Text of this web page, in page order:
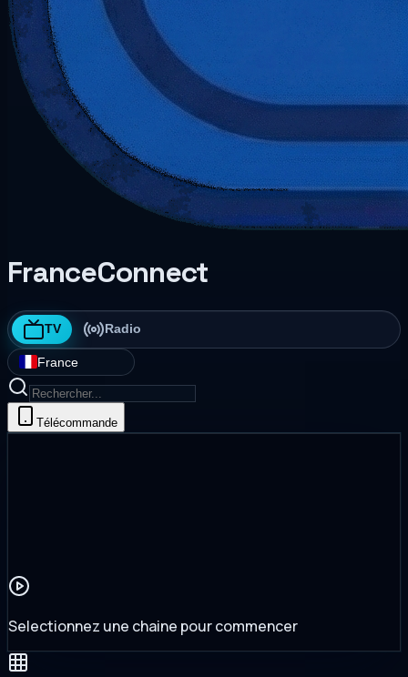
FranceConnect
TV Radio
France
Télécommande
Selectionnez une chaine pour commencer